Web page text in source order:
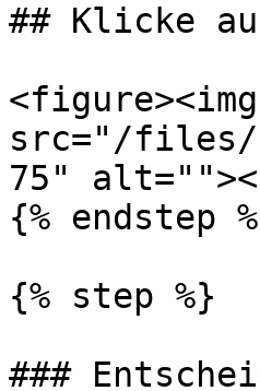
## Klicke
<figure><img
src="/files/
75"
{% endstep
{% step %}
###